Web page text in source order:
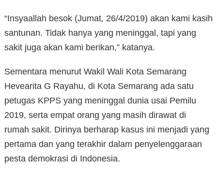
“Insyaallah besok (Jumat, 26/4/2019) akan kami kasih
santunan. Tidak hanya yang meninggal, tapi yang
sakit juga akan kami berikan,” katanya.
Sementara menurut Wakil Wali Kota Semarang
Hevearita G Rayahu, di Kota Semarang ada satu
petugas KPPS yang meninggal dunia usai Pemilu
2019, serta empat orang yang masih dirawat di
rumah sakit. Dirinya berharap kasus ini menjadi yang
pertama dan yang terakhir dalam penyelenggaraan
pesta demokrasi di Indonesia.